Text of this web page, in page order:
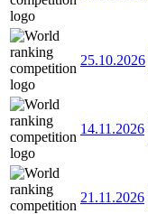
25.10.2026
14.11.2026
21.11.2026